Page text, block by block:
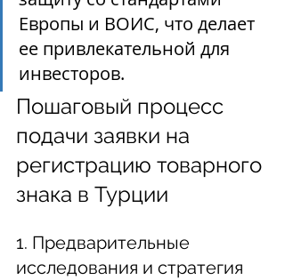
Европы и ВОИС, что делает
ее привлекательной для
инвесторов.
Пошаговый процесс
подачи заявки на
регистрацию товарного
знака в Турции
1. Предварительные
исследования и стратегия